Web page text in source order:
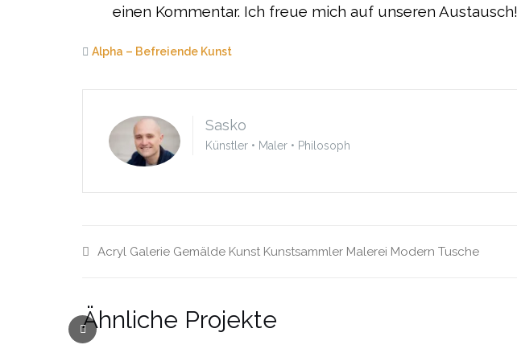
einen Kommentar. Ich freue mich auf unseren Austausch!
Alpha – Befreiende Kunst
Sasko
Künstler • Maler • Philosoph
Acryl Galerie Gemälde Kunst Kunstsammler Malerei Modern Tusche
Ähnliche Projekte